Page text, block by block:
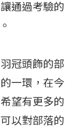
通過考驗的
冠頭飾的部
一環，在今
望有更多的
以對部落的